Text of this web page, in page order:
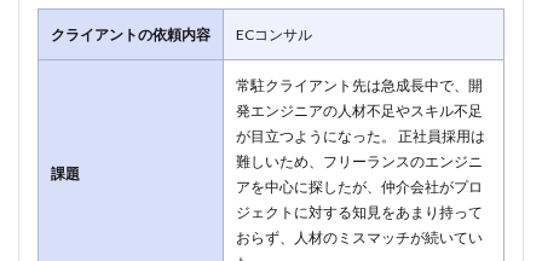
クライアントの依頼内容 ECコンサル
課題
常駐クライアント先は急成長中で、開
発エンジニアの人材不足やスキル不足
が目立つようになった。 正社員採用は
難しいため、フリーランスのエンジニ
アを中心に探したが、仲介会社がプロ
ジェクトに対する知見をあまり持って
おらず、人材のミスマッチが続いてい